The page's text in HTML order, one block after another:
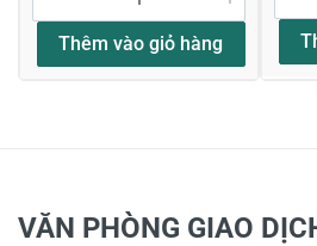
Thêm vào giỏ hàng
VĂN PHÒNG GIAO